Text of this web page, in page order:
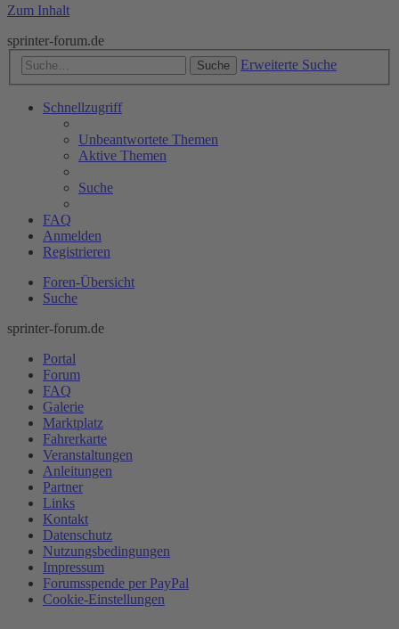
Zum Inhalt
sprinter-forum.de
Suche Erweiterte Suche
Schnellzugriff
Unbeantwortete Themen
Aktive Themen
Suche
FAQ
Anmelden
Registrieren
Foren-Übersicht
Suche
sprinter-forum.de
Portal
Forum
FAQ
Galerie
Marktplatz
Fahrerkarte
Veranstaltungen
Anleitungen
Partner
Links
Kontakt
Datenschutz
Nutzungsbedingungen
Impressum
Forumsspende per PayPal
Cookie-Einstellungen